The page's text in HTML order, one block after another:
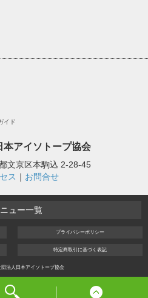
イド
本アイソトープ協会
文京区本駒込 2-28-45
ス ｜ お問合せ
ニュー一覧
プライバシーポリシー
特定商取引 に基づく表記
法人日本アイソトープ協会